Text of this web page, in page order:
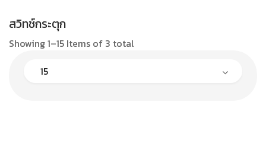
สวิทช์กระตุก
Showing 1–15 Items of 3 total